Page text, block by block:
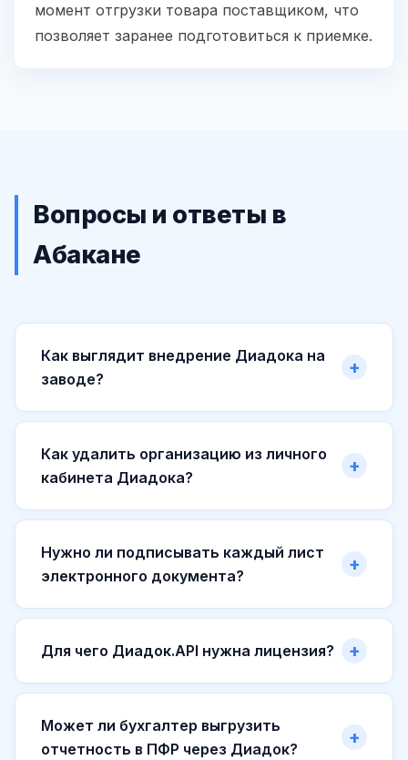
момент отгрузки товара поставщиком, что
позволяет заранее подготовиться к приемке.
Вопросы и ответы в
Абакане
Как выглядит внедрение Диадока на
заводе?
Как удалить организацию из личного
кабинета Диадока?
Нужно ли подписывать каждый лист
электронного документа?
Для чего Диадок.API нужна лицензия?
Может ли бухгалтер выгрузить
отчетность в ПФР через Диадок?